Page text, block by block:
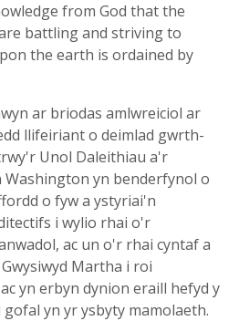
from God that the
battling and striving to
the earth is ordained by
ar briodas amlwreiciol ar
llifeiriant o deimlad gwrth-
Unol Daleithiau a'r
yn benderfynol o
o fyw a ystyriai'n
i wylio rhai o'r
ac un o'r rhai cyntaf a
Martha i roi
yn erbyn dynion eraill hefyd y
yn yr ysbyty mamolaeth.